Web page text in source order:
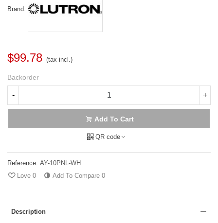
Brand:
$99.78 (tax incl.)
Backorder
- +
Add To Cart
QR code
Reference: AY-10PNL-WH
Love 0 Add To Compare 0
Description